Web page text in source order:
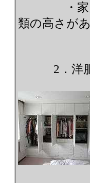
・家内の
類の高さが
（体格
2．洋服